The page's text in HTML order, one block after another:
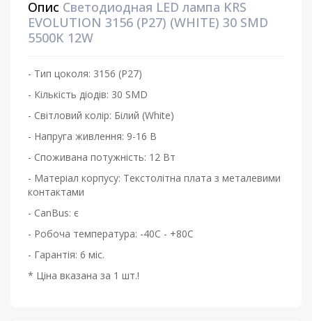
Опис Светодиодная LED лампа KRS
EVOLUTION 3156 (P27) (WHITE) 30 SMD
5500K 12W
- Тип цоколя: 3156 (P27)
- Кількість діодів: 30 SMD
- Світловий колір: Білий (White)
- Напруга живлення: 9-16 В
- Споживана потужність: 12 Вт
- Матеріал корпусу: Текстолітна плата з металевими
контактами
- CanBus: є
- Робоча температура: -40С - +80С
- Гарантія: 6 міс.
* Ціна вказана за 1 шт.!